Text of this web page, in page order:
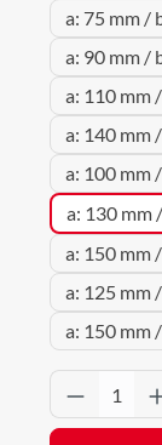
a: 75 mm /
a: 90 mm /
a: 110 mm
a: 140 mm
a: 100 mm
a: 130 mm
a: 150 mm
a: 125 mm
a: 150 mm
Produkt